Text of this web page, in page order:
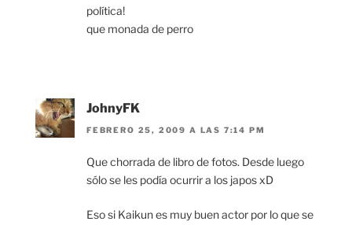
política!
que monada de perro
JohnyFK
FEBRERO 25, 2009 A LAS 7:14 PM
Que chorrada de libro de fotos. Desde luego
sólo se les podía ocurrir a los japos xD
Eso si Kaikun es muy buen actor por lo que se